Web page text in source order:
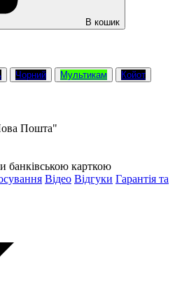
В кошик
Чорний Мультикам Койот
Пошта"
банківською карткою
Відео Відгуки Гарантія та